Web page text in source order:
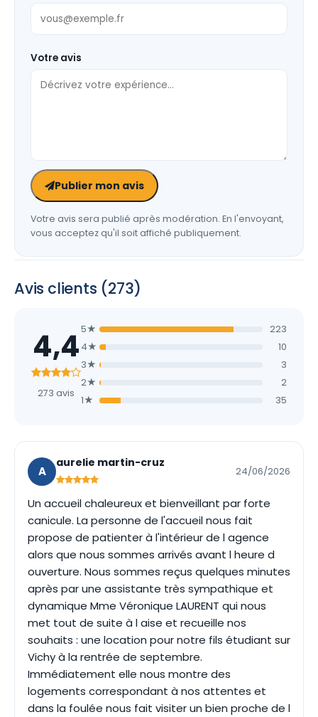
Votre avis
Publier mon avis
Votre avis sera publié après modération. En l'envoyant,
vous acceptez qu'il soit affiché publiquement.
Avis clients (273)
4,4
273 avis
5★
223
4★
10
3★
3
2★
2
1★
35
A
aurelie martin-cruz
24/06/2026
Un accueil chaleureux et bienveillant par forte
canicule. La personne de l'accueil nous fait
propose de patienter à l'intérieur de l agence
alors que nous sommes arrivés avant l heure d
ouverture. Nous sommes reçus quelques minutes
après par une assistante très sympathique et
dynamique Mme Véronique LAURENT qui nous
met tout de suite à l aise et recueille nos
souhaits : une location pour notre fils étudiant sur
Vichy à la rentrée de septembre.
Immédiatement elle nous montre des
logements correspondant à nos attentes et
dans la foulée nous fait visiter un bien proche de l